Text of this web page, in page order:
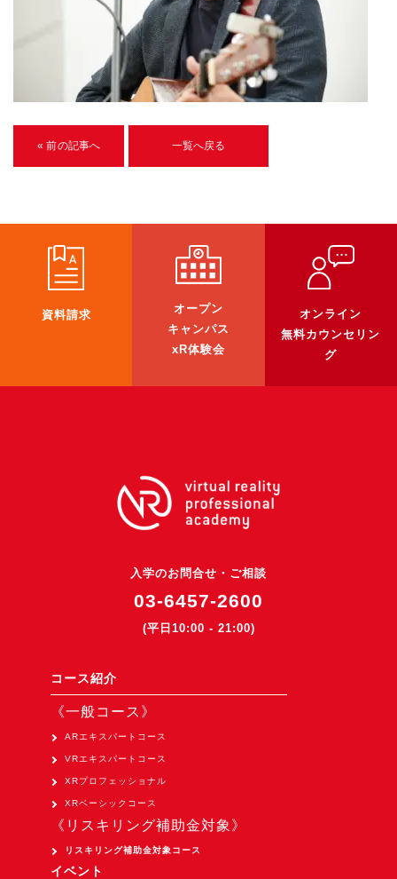
受講生紹介
イベント
ブログ
企業向け
《3DGS》
3DGSスキャンサービス
《最新プロダクト》
超体験★販促システム『XR Showcase Hub』2025年4月発売
バーチャルイベントプラットフォーム『MetaLiveStage』2025年
3D空間キャプチャーアプリ『Qoocan』
製造現場を革新する！『XR Worksupport Hub』開発中
>XR Museum『Artlogue』開発中
《企業研修》
Unity研修
HoloLens 2 アプリ開発研修
《研究会》
« 前の記事へ 一覧へ戻る
資料請求
オープン
キャンパス
xR体験会
オンライン
無料カウンセリン
グ
入学のお問合せ・ご相談
03-6457-2600
(平日10:00 - 21:00)
コース紹介
《一般コース》
ARエキスパートコース
VRエキスパートコース
XRプロフェッショナル
XRベーシックコース
《リスキリング補助金対象》
リスキリング補助金対象コース
イベント